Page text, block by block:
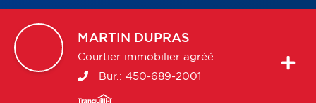
MARTIN DUPRAS
Courtier immobilier agréé
Bur.: 450-689-2001